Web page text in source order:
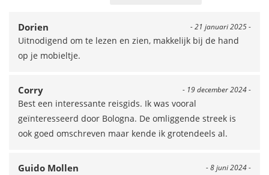
- 21 januari 2025 -
Dorien
Uitnodigend om te lezen en zien, makkelijk bij de hand
op je mobieltje.
- 19 december 2024 -
Corry
Best een interessante reisgids. Ik was vooral
geïnteresseerd door Bologna. De omliggende streek is
ook goed omschreven maar kende ik grotendeels al.
- 8 juni 2024 -
Guido Mollen